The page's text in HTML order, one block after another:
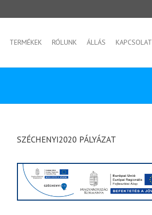
TERMÉKEK RÓLUNK ÁLLÁS KAPCSOLAT
SZÉCHENYI2020 PÁLYÁZAT